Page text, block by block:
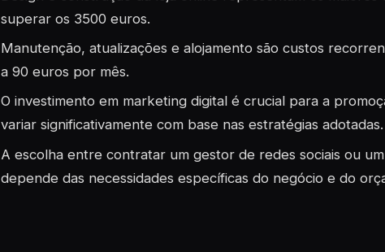
superar os 3500 euros.
Manutenção, atualizações e alojamento são custos
a 90 euros por mês.
O investimento em marketing digital é crucial para a
variar significativamente com base nas estratégias adotadas.
A escolha entre contratar um gestor de redes sociais ou
depende das necessidades específicas do negócio e do